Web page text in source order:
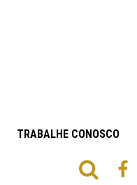
TRABALHE CONOSCO